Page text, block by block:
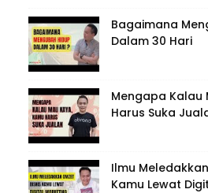
Bagaimana
Dalam 30 Hari
Mengapa Kalau
Harus Suka
Ilmu
Kamu Lewat